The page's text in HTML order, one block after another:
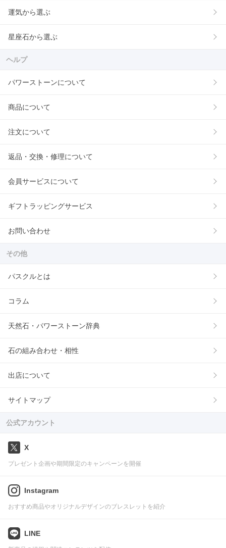
運気から選ぶ
星座石から選ぶ
ヘルプ
パワーストーンについて
商品について
注文について
返品・交換・修理について
会員サービスについて
ギフトラッピングサービス
お問い合わせ
その他
パスクルとは
コラム
天然石・パワーストーン辞典
石の組み合わせ・相性
出店について
サイトマップ
公式アカウント
X
プレゼント企画や期間限定のキャンペーンを開催
Instagram
おすすめ商品やオリジナルデザインのブレスレットを紹介
LINE